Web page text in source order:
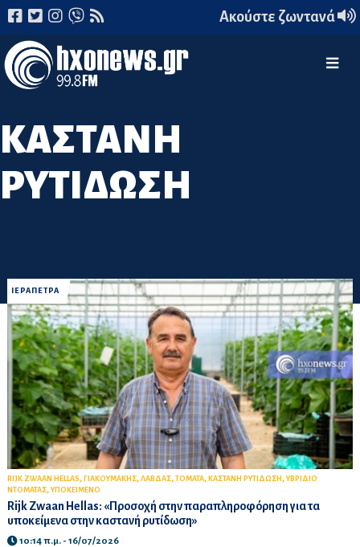
Ακούστε ζωντανά
ΚΑΣΤΑΝΗ
ΡΥΤΙΔΩΣΗ
ΙΕΡΑΠΕΤΡΑ
RIJK ZWAAN HELLAS, ΓΙΑΚΟΥΜΑΚΗΣ, ΛΑΒΔΑΣ, ΤΟΜΑΤΑ, ΚΑΣΤΑΝΗ ΡΥΤΙΔΩΣΗ , ΥΒΡΙΔΙΟ
ΝΤΟΜΑΤΑΣ, ΥΠΟΚΕΙΜΕΝΟ
Rijk Zwaan Hellas: «Προσοχή στην παραπληροφόρηση για τα
υποκείμενα στην καστανή ρυτίδωση»
10:14 π.μ. - 16/07/2026